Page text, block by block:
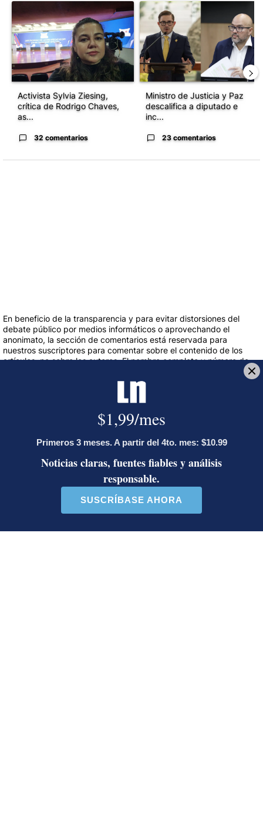
Un artículo de tendencia con el título "Activista Sylvia Ziesing,
Activista Sylvia Ziesing,
crítica de Rodrigo Chaves,
as...
32 comentarios
Un artículo de tendencia con
Ministro de Justicia y Paz
descalifica a diputado e
inc...
23 comentarios
En beneficio de la transparencia y para evitar distorsiones del
debate público por medios informáticos o aprovechando el
anonimato, la sección de comentarios está reservada para
nuestros suscriptores para comentar sobre el contenido de los
artículos, no sobre los autores. El nombre completo y número de
¿Desea hacer un comentario? Este es beneficio
exclusivo para nuestros suscriptores
SUSCRIBIRME
TODOS LOS COMENTARIOS LOS MÁS RECIENTES
Todos los comentarios
Inicie la conversación